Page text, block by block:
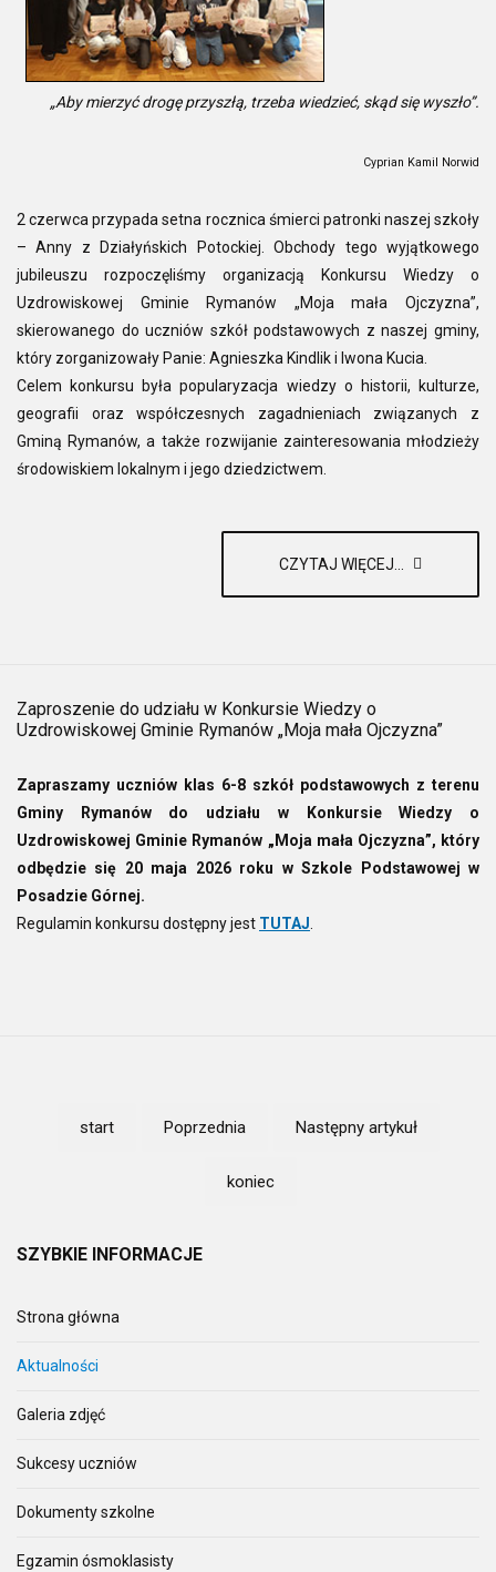
„Aby mierzyć drogę przyszłą, trzeba wiedzieć, skąd się wyszło”.
Cyprian Kamil Norwid
2 czerwca przypada setna rocznica śmierci patronki naszej szkoły
– Anny z Działyńskich Potockiej. Obchody tego wyjątkowego
jubileuszu rozpoczęliśmy organizacją Konkursu Wiedzy o
Uzdrowiskowej Gminie Rymanów „Moja mała Ojczyzna”,
skierowanego do uczniów szkół podstawowych z naszej gminy,
który zorganizowały Panie: Agnieszka Kindlik i Iwona Kucia.
Celem konkursu była popularyzacja wiedzy o historii, kulturze,
geografii oraz współczesnych zagadnieniach związanych z
Gminą Rymanów, a także rozwijanie zainteresowania młodzieży
środowiskiem lokalnym i jego dziedzictwem.
CZYTAJ WIĘCEJ...
Zaproszenie do udziału w Konkursie Wiedzy o
Uzdrowiskowej Gminie Rymanów „Moja mała Ojczyzna”
Zapraszamy uczniów klas 6-8 szkół podstawowych z terenu
Gminy Rymanów do udziału w Konkursie Wiedzy o
Uzdrowiskowej Gminie Rymanów „Moja mała Ojczyzna”, który
odbędzie się 20 maja 2026 roku w Szkole Podstawowej w
Posadzie Górnej.
Regulamin konkursu dostępny jest TUTAJ
start Poprzednia Następny artykuł
koniec
SZYBKIE INFORMACJE
Strona główna
Aktualności
Galeria zdjęć
Sukcesy uczniów
Dokumenty szkolne
Egzamin ósmoklasisty